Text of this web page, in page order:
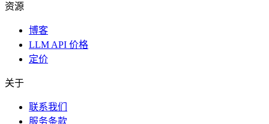
资源
博客
LLM API 价格
定价
关于
联系我们
服务条款